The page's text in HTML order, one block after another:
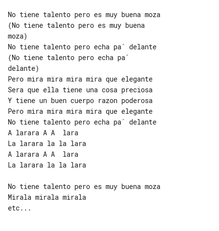
No tiene talento pero es muy buena moza
(No tiene talento pero es muy buena
moza)
No tiene talento pero echa pa´ delante
(No tiene talento pero echa pa´
delante)
Pero mira mira mira mira que elegante
Sera que ella tiene una cosa preciosa
Y tiene un buen cuerpo razon poderosa
Pero mira mira mira mira que elegante
No tiene talento pero echa pa´ delante
A larara A A  lara
La larara la la lara
A larara A A  lara
La larara la la lara
No tiene talento pero es muy buena moza
Mirala mirala mirala
etc...